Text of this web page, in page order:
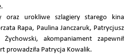
oraz urokliwe szlagiery starego kina
Rapa, Paulina Janczaruk, Patrycjusz
akompaniament zapewnił
prowadziła Patrycja Kowalik.